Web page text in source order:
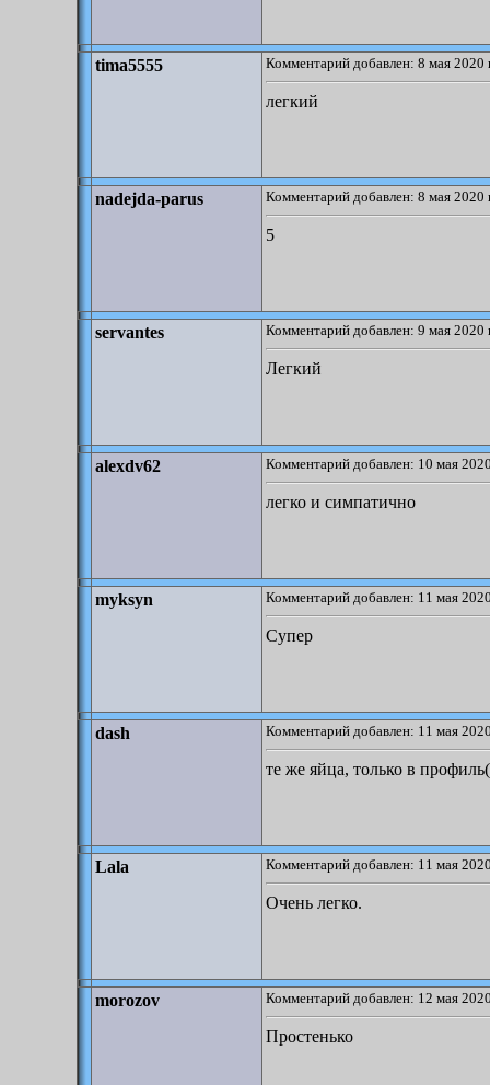
tima5555 Комментарий добавлен: 8 мая 2020
легкий
nadejda-parus Комментарий добавлен: 8 мая 2020
5
servantes Комментарий добавлен: 9 мая 2020
Легкий
alexdv62 Комментарий добавлен: 10 мая
легко и симпатично
myksyn Комментарий добавлен: 11 мая
Супер
dash Комментарий добавлен: 11 мая
те же яйца, только в профиль(
Lala Комментарий добавлен: 11 мая
Очень легко.
morozov Комментарий добавлен: 12 мая
Простенько